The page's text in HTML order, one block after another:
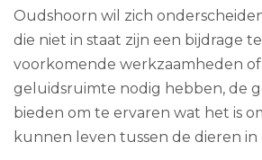
Oudshoorn wil zich
die niet in staat zijn een bijdrage
voorkomende werkzaamheden
geluidsruimte nodig hebben, de
bieden om te ervaren wat het is
kunnen leven tussen de dieren